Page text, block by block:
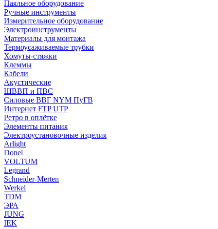
Паяльное оборудование
Ручные инструменты
Измерительное оборудование
Электроинструменты
Материалы для монтажа
Термоусаживаемые трубки
Хомуты-стяжки
Клеммы
Кабели
Акустические
ШВВП и ПВС
Силовые ВВГ NYM ПуГВ
Интернет FTP UTP
Ретро в оплётке
Элементы питания
Электроустановочные изделия
Arlight
Donel
VOLTUM
Legrand
Schneider-Merten
Werkel
TDM
ЭРА
JUNG
IEK